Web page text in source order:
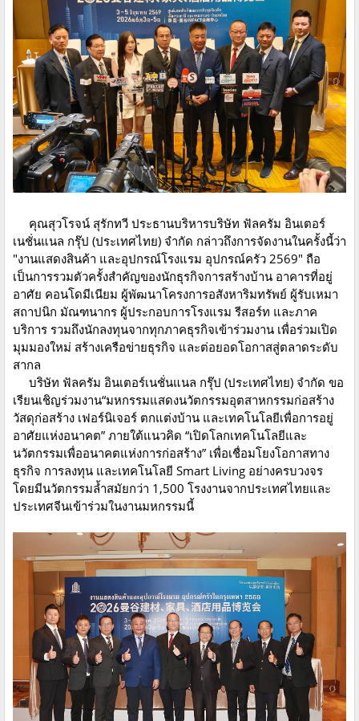
คุณสุวโรจน์ สุรักทวี ประธานบริหารบริษัท ฟัลครัม อินเตอร์
เนชั่นแนล กรุ๊ป (ประเทศไทย) จำกัด กล่าวถึงการจัดงานในครั้งนี้ว่า
"งานแสดงสินค้า และอุปกรณ์โรงแรม อุปกรณ์ครัว 2569" ถือ
เป็นการรวมตัวครั้งสำคัญของนักธุรกิจการสร้างบ้าน อาคารที่อยู่
อาศัย คอนโดมีเนียม ผู้พัฒนาโครงการอสังหาริมทรัพย์ ผู้รับเหมา
สถาปนิก มัณฑนากร ผู้ประกอบการโรงแรม รีสอร์ท และภาค
บริการ รวมถึงนักลงทุนจากทุกภาคธุรกิจเข้าร่วมงาน เพื่อร่วมเปิด
มุมมองใหม่ สร้างเครือข่ายธุรกิจ และต่อยอดโอกาสสู่ตลาดระดับ
สากล
บริษัท ฟัลครัม อินเตอร์เนชั่นแนล กรุ๊ป (ประเทศไทย) จำกัด ขอ
เรียนเชิญร่วมงาน“มหกรรมแสดงนวัตกรรมอุตสาหกรรมก่อสร้าง
วัสดุก่อสร้าง เฟอร์นิเจอร์ ตกแต่งบ้าน และเทคโนโลยีเพื่อการอยู่
อาศัยแห่งอนาคต” ภายใต้แนวคิด “เปิดโลกเทคโนโลยีและ
นวัตกรรมเพื่ออนาคตแห่งการก่อสร้าง” เพื่อเชื่อมโยงโอกาสทาง
ธุรกิจ การลงทุน และเทคโนโลยี Smart Living อย่างครบวงจร
โดยมีนวัตกรรมล้ำสมัยกว่า 1,500 โรงงานจากประเทศไทยและ
ประเทศจีนเข้าร่วมในงานมหกรรมนี้